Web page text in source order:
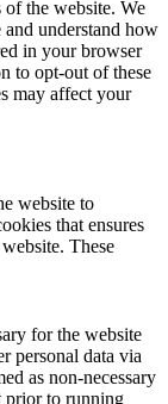
the website. We
understand how
in your browser
to opt-out of these
may affect your
website to
that ensures
These
for the website
personal data via
as non-necessary
prior to running